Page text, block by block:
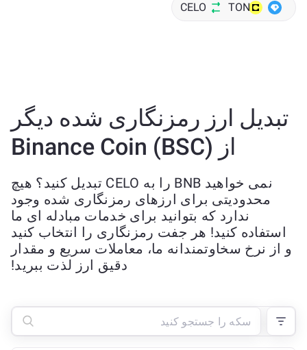
TON
CELO
تبدیل ارز رمزنگاری شده دیگر
از Binance Coin (BSC)
نمی خواهید BNB را به CELO تبدیل کنید؟ هیچ
محدودیتی برای ارزهای رمزنگاری شده وجود
ندارد که بتوانید برای خدمات مبادله ای ما
استفاده کنید! هر جفت رمزنگاری را انتخاب کنید
و از نرخ سخاوتمندانه ما، معاملات سریع و مقدار
دقیق ارز لذت ببرید!